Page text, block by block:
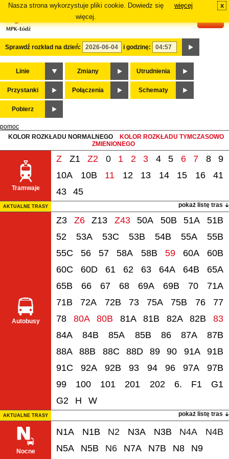
Nasza strona wykorzystuje pliki cookie. Dowiedz się
więcej.
więcej x
Sprawdź rozkład na dzień: i godzinę:
Linie Zmiany Utrudnienia
Przystanki Połączenia Schematy
Pobierz
pomoc
KOLOR ROZKŁADU NORMALNEGO
KOLOR ROZKŁADU TYMCZASOWO
ZMIENIONEGO
Tramwaje
Z Z1 Z2 0 1 2 3 4 5 6 7 8
9
10A
10B 11 12 13 14 15 16
41
43
45
pokaż listę tras
AKTUALNE TRASY
Autobusy
Z3 Z6 Z13 Z43 50A 50B 51A
51B
52
53A 53C 53B 54B 55A
55B
55C
56 57 58A 58B 59 60A
60B
60C
60D 61 62 63 64A 64B
65A
65B
66 67 68 69A 69B 70
71A
71B
72A 72B 73 75A 75B 76
77
78
80A 80B 81A 81B 82A 82B
83
84A
84B 85A 85B 86 87A
87B
88A
88B 88C 88D 89 90 91A
91B
91C
92A 92B 93 94 96 97A
97B
99
100 101 201 202 6. F1
G1
G2
H W
pokaż listę tras
AKTUALNE TRASY
Nocne
N1A N1B N2 N3A N3B N4A
N4B
N5A
N5B N6 N7A N7B N8 N9